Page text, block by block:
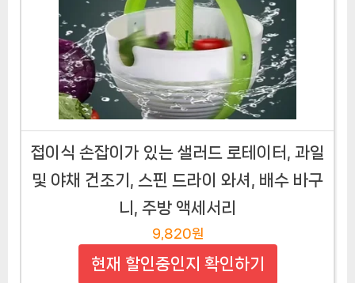
접이식 손잡이가 있는 샐러드 로테이터, 과일
및 야채 건조기, 스핀 드라이 와셔, 배수 바구
니, 주방 액세서리
9,820원
현재 할인중인지 확인하기